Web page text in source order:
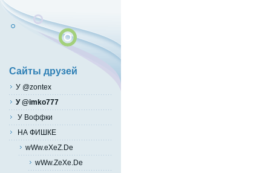
Сайты друзей
У @zontex
У @imko777
У Воффки
НА ФИШКЕ
wWw.eXeZ.De
wWw.ZeXe.De